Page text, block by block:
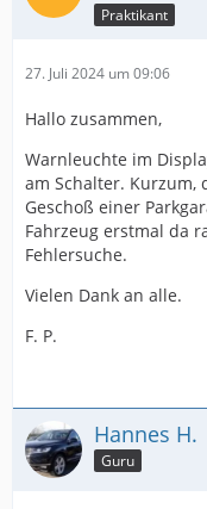
Praktikant
27. Juli 2024 um 09:06
Hallo zusammen,
Warnleuchte im
am Schalter. Kurzum,
Geschoß einer
Fahrzeug erstmal da
Fehlersuche.
Vielen Dank an alle.
F. P.
Hannes H.
Guru